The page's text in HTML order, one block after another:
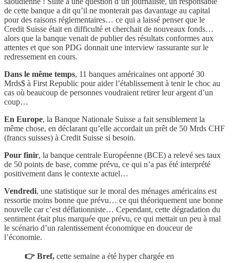
de cette banque a dit qu’il ne monterait pas davantage au capital
pour des raisons réglementaires… ce qui a laissé penser que le
Credit Suisse était en difficulté et cherchait de nouveaux fonds…
alors que la banque venait de publier des résultats conformes aux
attentes et que son PDG donnait une interview rassurante sur le
redressement en cours.
Dans le même temps, 11 banques américaines ont apporté 30
Mrds$ à First Republic pour aider l’établissement à tenir le choc au
cas où beaucoup de personnes voudraient retirer leur argent d’un
coup…
En Europe, la Banque Nationale Suisse a fait sensiblement la
même chose, en déclarant qu’elle accordait un prêt de 50 Mrds CHF
(francs suisses) à Credit Suisse si besoin.
Pour finir, la banque centrale Européenne (BCE) a relevé ses taux
de 50 points de base, comme prévu, ce qui n’a pas été interprété
positivement dans le contexte actuel…
Vendredi, une statistique sur le moral des ménages américains est
ressortie moins bonne que prévu… ce qui théoriquement une bonne
nouvelle car c’est déflationniste… Cependant, cette dégradation du
sentiment était plus marquée que prévu, ce qui mettait un peu à mal
le scénario d’un ralentissement économique en douceur de
l’économie.
👉 Bref, cette semaine a été hyper chargée en